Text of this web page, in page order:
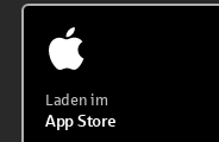
Laden im
App Store